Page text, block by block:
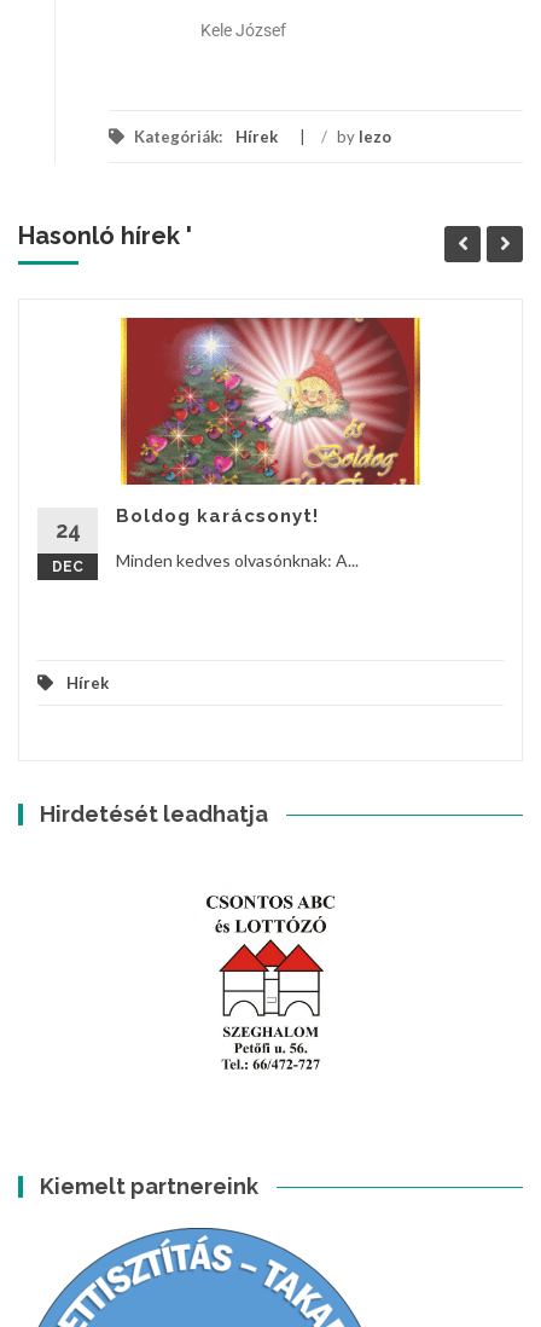
Kele József
Kategóriák: Hírek / by lezo
Hasonló hírek '
24
DEC
Boldog karácsonyt!
Minden kedves olvasónknak: A...
Hírek
Hirdetését leadhatja
Kiemelt partnereink